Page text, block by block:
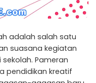
adalah salah satu
suasana kegiatan
Pameran
pendidikan kreatif